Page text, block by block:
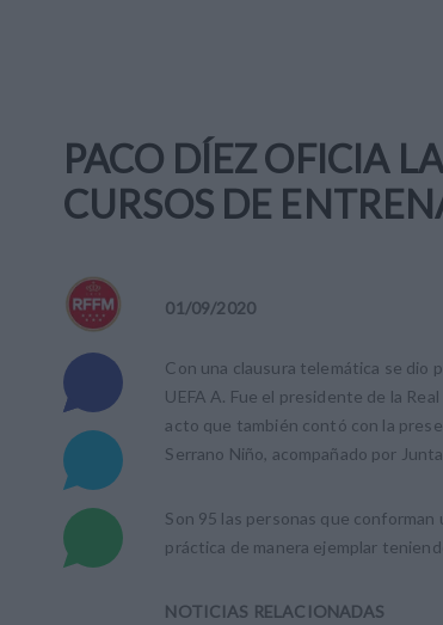
PACO DÍEZ OFICIA
CURSOS DE
01/09/2020
Con una clausura telemática se dio
UEFA A. Fue el presidente de la
acto que también contó con la
Serrano Niño, acompañado por
Son 95 las personas que
práctica de manera ejemplar
NOTICIAS RELACIONADAS